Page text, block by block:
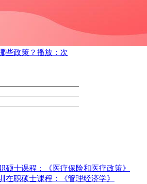
些政策？ 播放：次
硕士课程：《医疗保险和医疗政策》
在职硕士课程：《管理经济学》